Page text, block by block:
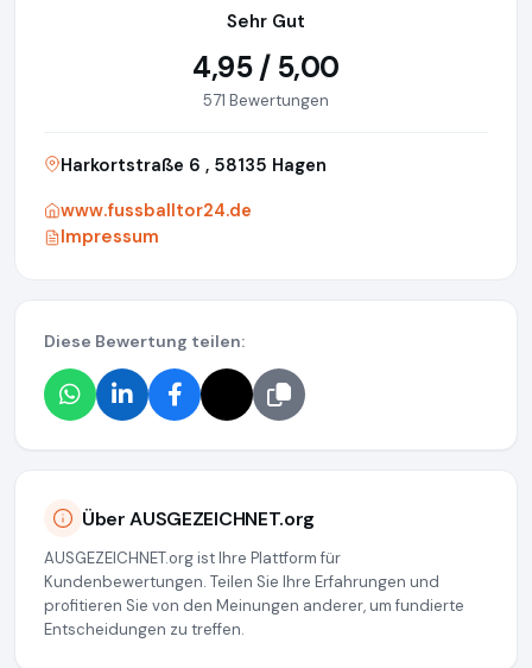
Sehr Gut
4,95 / 5,00
571 Bewertungen
Harkortstraße 6 , 58135 Hagen
www.fussballtor24.de
Impressum
Diese Bewertung teilen:
Über AUSGEZEICHNET.org
AUSGEZEICHNET.org ist Ihre Plattform für
Kundenbewertungen. Teilen Sie Ihre Erfahrungen und
profitieren Sie von den Meinungen anderer, um fundierte
Entscheidungen zu treffen.